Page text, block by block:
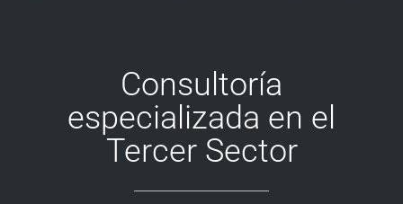
Consultoría
especializada en el
Tercer Sector